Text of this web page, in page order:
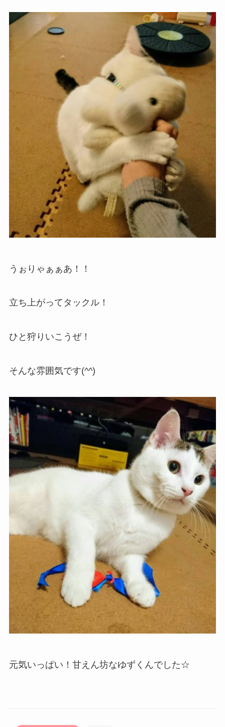
うぉりゃぁぁあ！！
立ち上がってタックル！
ひと狩りいこうぜ！
そんな雰囲気です(^^)
元気いっぱい！甘えん坊なゆずくんでした☆